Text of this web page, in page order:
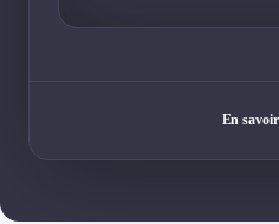
En